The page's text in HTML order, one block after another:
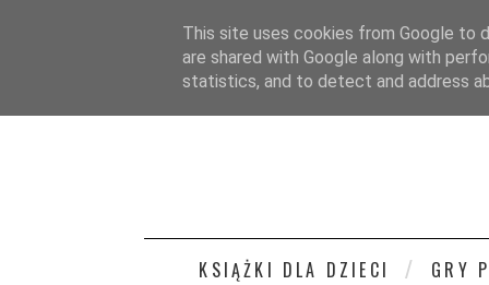
STRONA GŁÓWNA O MNIE KONTAKT/
KSIĄŻKI DLA DZIECI GRY
This site uses cookies from Google to
are shared with Google along with
statistics, and to detect and address